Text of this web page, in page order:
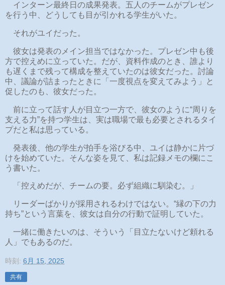
インターン最終日の成果発表。五人のチームがプレゼン
を行う中、どうしても目が引かれる学生がいた。
それがユイだった。
彼女は発表のメイン担当ではなかった。プレゼン中も後
方で控えめに立っていた。だが、資料作成のとき、誰より
も遅くまで残って構成を整えていたのは彼女だった。討論
中、議論が詰まったときに「一度視点を変えてみよう」と
促したのも、彼女だった。
前に立って話す人が目立つ一方で、彼女のように“周りを
支える力”を持つ学生は、実は職場で最も必要とされるタイ
プだと私は思っている。
発表後、他の学生が拍手を浴びる中、ユイは静かに片づ
けを始めていた。そんな姿を見て、私は記録メモの欄にこ
う書いた。
「控えめだが、チームの要。必ず組織に馴染む。」
リーダーばかりが採用されるわけではない。“縁の下の力
持ち”という言葉を、彼女は自分の行動で証明していた。
一緒に働きたいのは、そういう「目立たないけど頼れる
人」でもあるのだ。
時刻: 6月 15, 2025
共有